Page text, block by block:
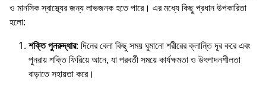
ও মানসিক স্বাস্থ্যের জন্য লাভজনক হতে পারে। এর মধ্যে কিছু প্রধান উপকারিতা
হলো:
শক্তি পুনরুদ্ধার: দিনের বেলা কিছু সময় ঘুমানো শরীরের ক্লান্তি দূর করে এবং
পুনরায় শক্তি ফিরিয়ে আনে, যা পরবর্তী সময়ে কার্যক্ষমতা ও উৎপাদনশীলতা
বাড়াতে সহায়তা করে।